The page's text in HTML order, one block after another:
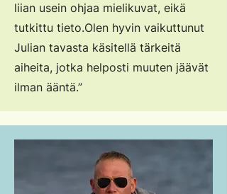
liian usein ohjaa mielikuvat, eikä
tutkittu tieto.Olen hyvin vaikuttunut
Julian tavasta käsitellä tärkeitä
aiheita, jotka helposti muuten jäävät
ilman ääntä.”